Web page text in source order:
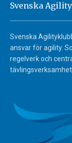
Svenska
Svenska
ansvar för agility.
regelverk och